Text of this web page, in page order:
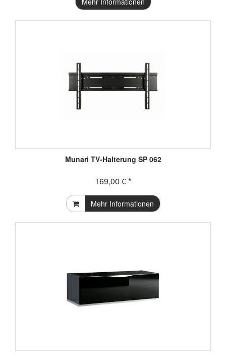
Munari TV-Halterung SP 062
169,00 € *
Mehr Informationen